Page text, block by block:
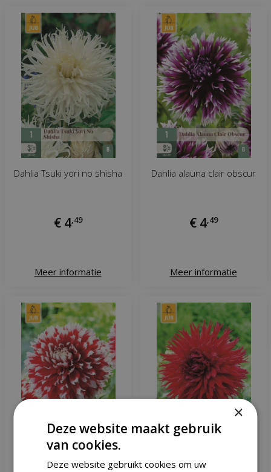
Dahlia Tsuki yori no shisha
€ 4 49
Meer informatie
Dahlia alauna clair obscur
€ 4 49
Meer informatie
Dahlia noel Dahlia jaxon
×
Deze website maakt gebruik
van cookies.
Deze website gebruikt cookies om uw